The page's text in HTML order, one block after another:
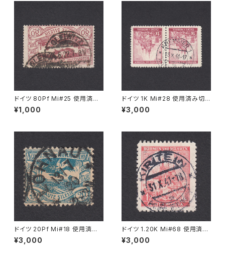
ドイツ 80Pf Mi#25 使用済み
切手｜GLEIWITZ 24.6.1922
¥1,000
ドイツ 1K Mi#28 使用済み切
手｜KREMSIER 13.X.1941
¥3,000
ドイツ 20Pf Mi#18 使用済み
切手｜LOHNAU 13.7.1920
¥3,000
ドイツ 1.20K Mi#68 使用済み
切手｜KIRITEIN 31.X.1941
¥3,000